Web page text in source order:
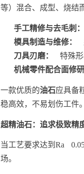
等）混合、成型、烧结
手工精修与去毛刺：
模具制造与维修：
刀具刃磨：
特殊形
机械零件配合面修研
一款优质的油石应具备
稳高效，不易划伤工件。
超精油石：追求极致精
当工艺要求达到Ra
场。